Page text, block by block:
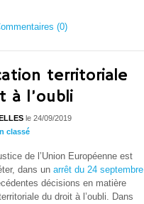
(0)
territoriale
à l’oubli
le 24/09/2019
classé
de l’Union Européenne est
dans un arrêt du 24 septembre
décisions en matière
du droit à l’oubli. Dans